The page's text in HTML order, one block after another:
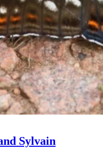
Sylvain